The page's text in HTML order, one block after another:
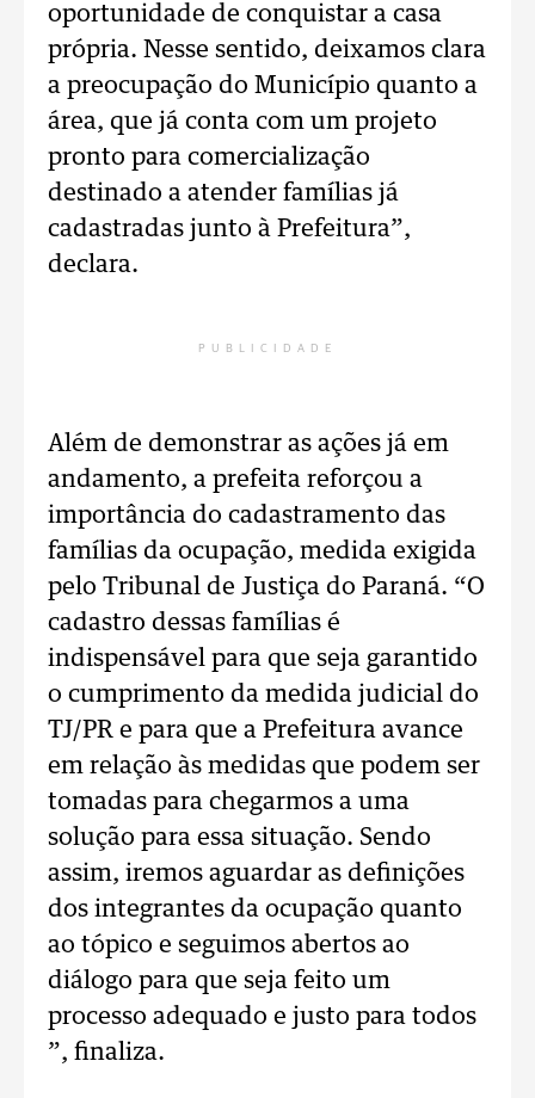
oportunidade de conquistar a casa
própria. Nesse sentido, deixamos clara
a preocupação do Município quanto a
área, que já conta com um projeto
pronto para comercialização
destinado a atender famílias já
cadastradas junto à Prefeitura”,
declara.
PUBLICIDADE
Além de demonstrar as ações já em
andamento, a prefeita reforçou a
importância do cadastramento das
famílias da ocupação, medida exigida
pelo Tribunal de Justiça do Paraná. “O
cadastro dessas famílias é
indispensável para que seja garantido
o cumprimento da medida judicial do
TJ/PR e para que a Prefeitura avance
em relação às medidas que podem ser
tomadas para chegarmos a uma
solução para essa situação. Sendo
assim, iremos aguardar as definições
dos integrantes da ocupação quanto
ao tópico e seguimos abertos ao
diálogo para que seja feito um
processo adequado e justo para todos
”, finaliza.